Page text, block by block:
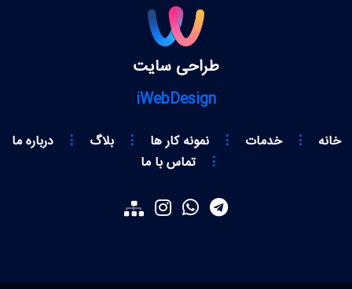
طراحی سایت
iWebDesign
خانه ⋮ خدمات ⋮ نمونه کار ها ⋮ بلاگ ⋮
درباره ما
⋮
تماس با ما